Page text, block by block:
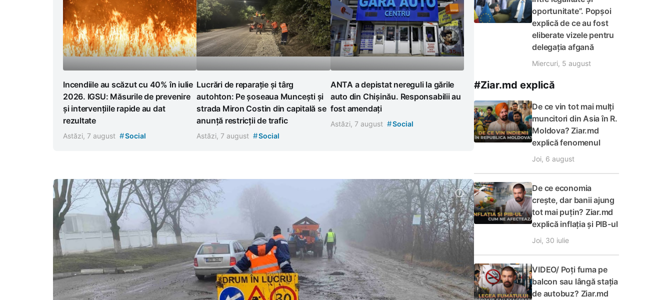
Incendiile au scăzut cu 40% în iulie
2026. IGSU: Măsurile de prevenire
și intervențiile rapide au dat
rezultate
Astăzi, 7 august #Social
Lucrări de reparație și târg
autohton: Pe șoseaua Muncești și
strada Miron Costin din capitală se
anunță restricții de trafic
Astăzi, 7 august #Social
ANTA a depistat nereguli la gările
auto din Chișinău. Responsabilii au
fost amendați
Astăzi, 7 august #Social
oportunitate”. Popșoi
explică de ce au fost
eliberate vizele pentru
delegația afgană
Miercuri, 5 august
#Ziar.md explică
De ce vin tot mai mulți
muncitori din Asia în R.
Moldova? Ziar.md
explică fenomenul
Joi, 6 august
De ce economia
crește, dar banii ajung
tot mai puțin? Ziar.md
explică inflația și PIB-ul
Joi, 30 iulie
VIDEO/ Poți fuma pe
balcon sau lângă stația
de autobuz? Ziar.md